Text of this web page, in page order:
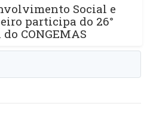
Social e
participa do 26°
CONGEMAS